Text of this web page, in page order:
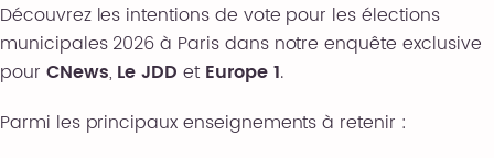
Découvrez les intentions de vote pour les élections
municipales 2026 à Paris dans notre enquête exclusive
pour CNews, Le JDDet Europe 1.
Parmi les principaux enseignements à retenir :